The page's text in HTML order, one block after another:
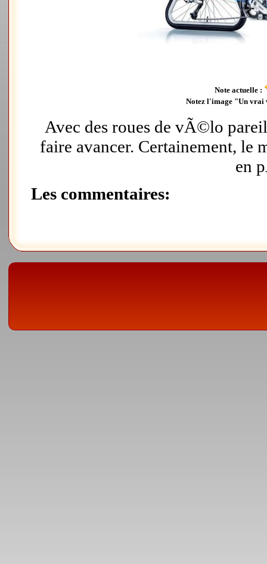
Note actuelle :
Notez l'image "Un
Avec des roues de vÃ©lo
faire avancer. Certainement, le
en
Les commentaires: